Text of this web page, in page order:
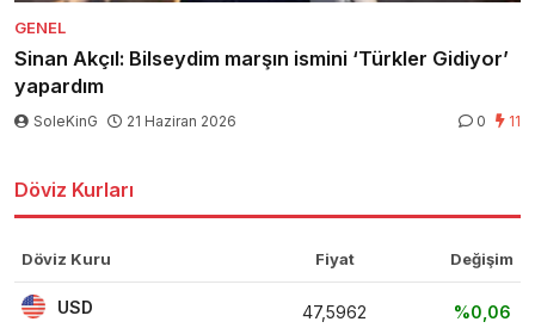
GENEL
Sinan Akçıl: Bilseydim marşın ismini ‘Türkler Gidiyor’
yapardım
SoleKinG 21 Haziran 2026 0 11
Döviz Kurları
Döviz Kuru Fiyat Değişim
USD 47,5962 %0,06